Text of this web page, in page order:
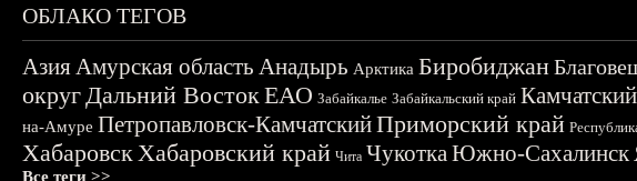
ОБЛАКО ТЕГОВ
АзияАмурская область Анадырь Арктика Биробиджан
округДальний ВостокЕАО Забайкалье Забайкальский край
на-Амуре Петропавловск-КамчатскийПриморский край
ХабаровскХабаровский край Чита ЧукоткаЮжно-Сахалинск
Все теги >>